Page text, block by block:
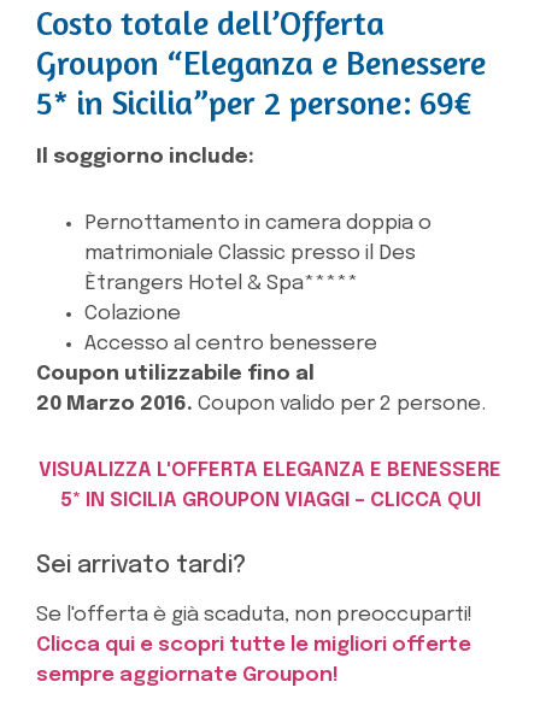
Costo totale dell’Offerta
Groupon “Eleganza e Benessere
5* in Sicilia”per 2 persone: 69€
Il soggiorno include:
Pernottamento in camera doppia o
matrimoniale Classic presso il Des
Ètrangers Hotel & Spa*****
Colazione
Accesso al centro benessere
Coupon utilizzabile fino al
20 Marzo 2016. Coupon valido per 2 persone.
VISUALIZZA L'OFFERTA ELEGANZA E BENESSERE
5* IN SICILIA GROUPON VIAGGI – CLICCA QUI
Sei arrivato tardi?
Se l'offerta è già scaduta, non preoccuparti!
Clicca qui e scopri tutte le migliori offerte
sempre aggiornate Groupon!